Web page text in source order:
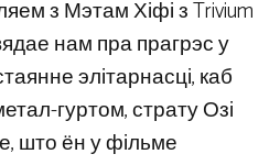
з Мэтам Хіфі з Trivium
нам пра прагрэс у
элітарнасці, каб
гуртом, страту Озі
што ён у фільме